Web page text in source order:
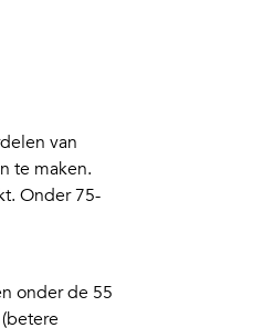
van
te maken.
Onder 75-
onder de 55